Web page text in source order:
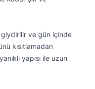
giydirilir ve gün içinde
kısıtlamadan
yapısı ile uzun